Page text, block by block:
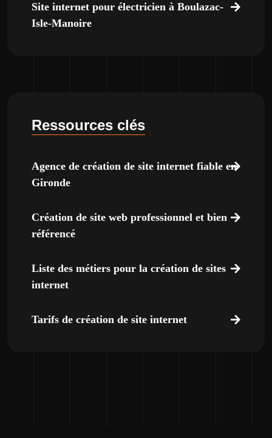
Site internet pour électricien à Boulazac-
Isle-Manoire
Ressources clés
Agence de création de site internet fiable en
Gironde
Création de site web professionnel et bien
référencé
Liste des métiers pour la création de sites
internet
Tarifs de création de site internet